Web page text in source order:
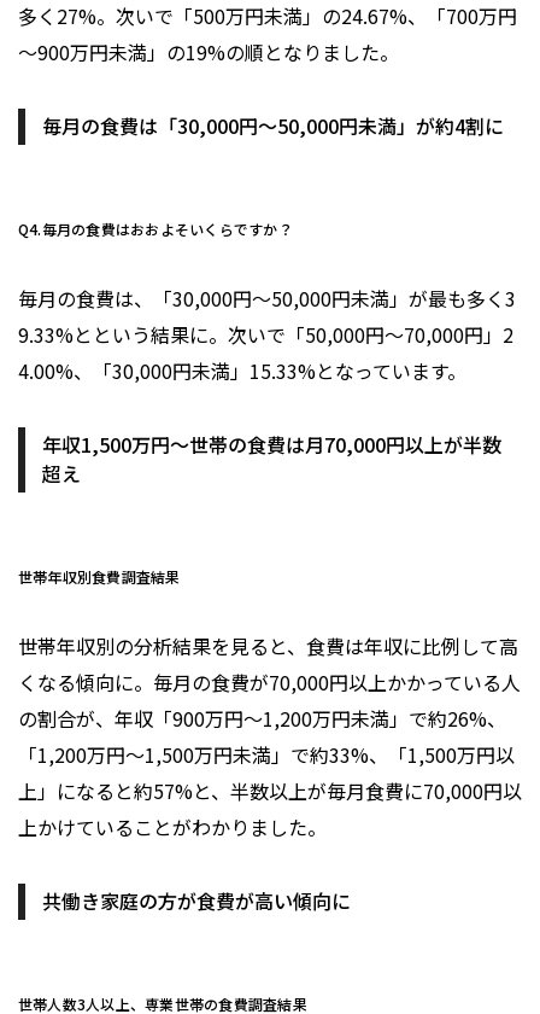
多く27%。次いで「500万円未満」の24.67%、「700万円
～900万円未満」の19%の順となりました。
毎月の食費は「30,000円～50,000円未満」が約4割に
Q4.毎月の食費はおおよそいくらですか？
毎月の食費は、「30,000円～50,000円未満」が最も多く3
9.33%とという結果に。次いで「50,000円～70,000円」2
4.00%、「30,000円未満」15.33%となっています。
年収1,500万円～世帯の食費は月70,000円以上が半数
超え
世帯年収別食費調査結果
世帯年収別の分析結果を見ると、食費は年収に比例して高
くなる傾向に。毎月の食費が70,000円以上かかっている人
の割合が、年収「900万円～1,200万円未満」で約26%、
「1,200万円～1,500万円未満」で約33%、「1,500万円以
上」になると約57%と、半数以上が毎月食費に70,000円以
上かけていることがわかりました。
共働き家庭の方が食費が高い傾向に
世帯人数3人以上、専業世帯の食費調査結果